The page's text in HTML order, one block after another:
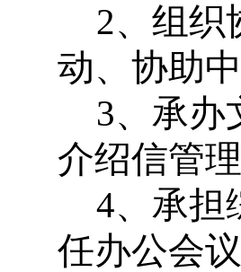
2、组织
动、协助
3、承办
介绍信管
4、承担
任办公会